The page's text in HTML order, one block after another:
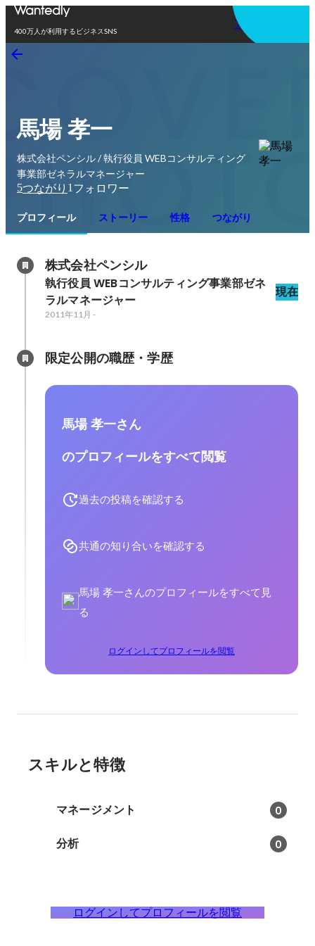
400万人が利用するビジネスSNS
アプリを使う
馬場 孝一
株式会社ペンシル / 執行役員 WEBコンサルティング
事業部ゼネラルマネージャー
5つながり 1 フォロワー
プロフィール ストーリー 性格 つながり
株式会社ペンシル
執行役員 WEBコンサルティング事業部ゼネ
ラルマネージャー
現在
2011年11月 -
限定公開の職歴・学歴
馬場 孝一さん
のプロフィールをすべて閲覧
過去の投稿を確認する
共通の知り合いを確認する
馬場 孝一さんのプロフィールをすべて見
る
ログインしてプロフィールを閲覧
スキルと特徴
マネージメント 0
分析 0
ログインしてプロフィールを閲覧